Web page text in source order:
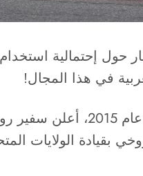
حول إحتمالية
في هذا المجال!
على سبيل المثال، في
بقيادة الولايات